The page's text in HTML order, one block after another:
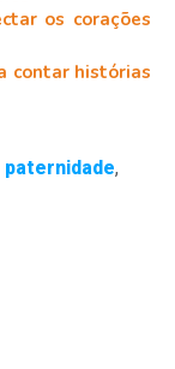
os corações
contar histórias
paternidade,